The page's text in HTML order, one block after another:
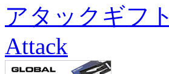
アタックギフト
Attack